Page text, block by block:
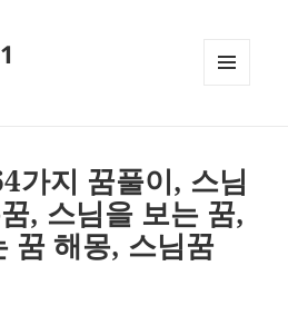
가지 꿈풀이, 스님
, 스님을 보는 꿈,
꿈 해몽, 스님꿈